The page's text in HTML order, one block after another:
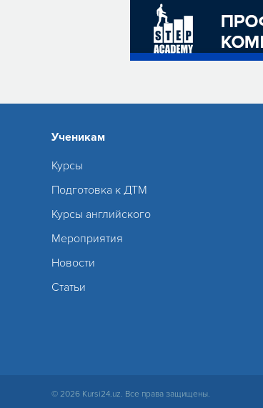
Ученикам
Курсы
Подготовка к ДТМ
Курсы английского
Мероприятия
Новости
Статьи
© 2026 Kursi24.uz. Все права защищены.